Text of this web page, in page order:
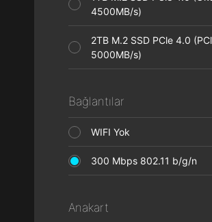
4500MB/s)
2TB M.2 SSD PCle 4.0
5000MB/s)
Bağlantılar
WIFI Yok
300 Mbps 802.11 b/g/n
Anakart